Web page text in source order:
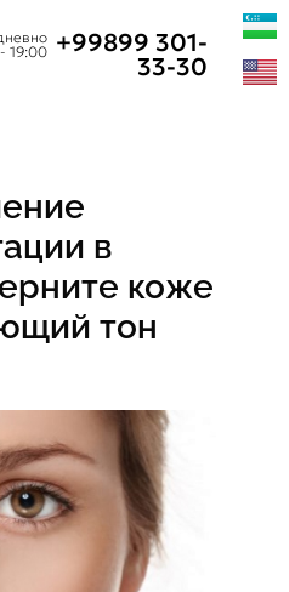
19:00 +99899 301-
33-30
в
коже
тон